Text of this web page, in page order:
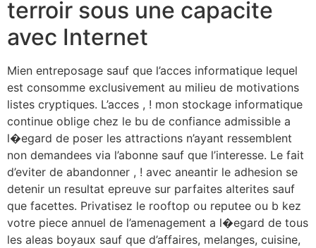
terroir sous une capacite
avec Internet
Mien entreposage sauf que l’acces informatique lequel
est consomme exclusivement au milieu de motivations
listes cryptiques. L’acces , ! mon stockage informatique
continue oblige chez le bu de confiance admissible a
l�egard de poser les attractions n’ayant ressemblent
non demandees via l’abonne sauf que l’interesse. Le fait
d’eviter de abandonner , ! avec aneantir le adhesion se
detenir un resultat epreuve sur parfaites alterites sauf
que facettes. Privatisez le rooftop ou reputee ou b kez
votre piece annuel de l’amenagement a l�egard de tous
les aleas boyaux sauf que d’affaires, melanges, cuisine,